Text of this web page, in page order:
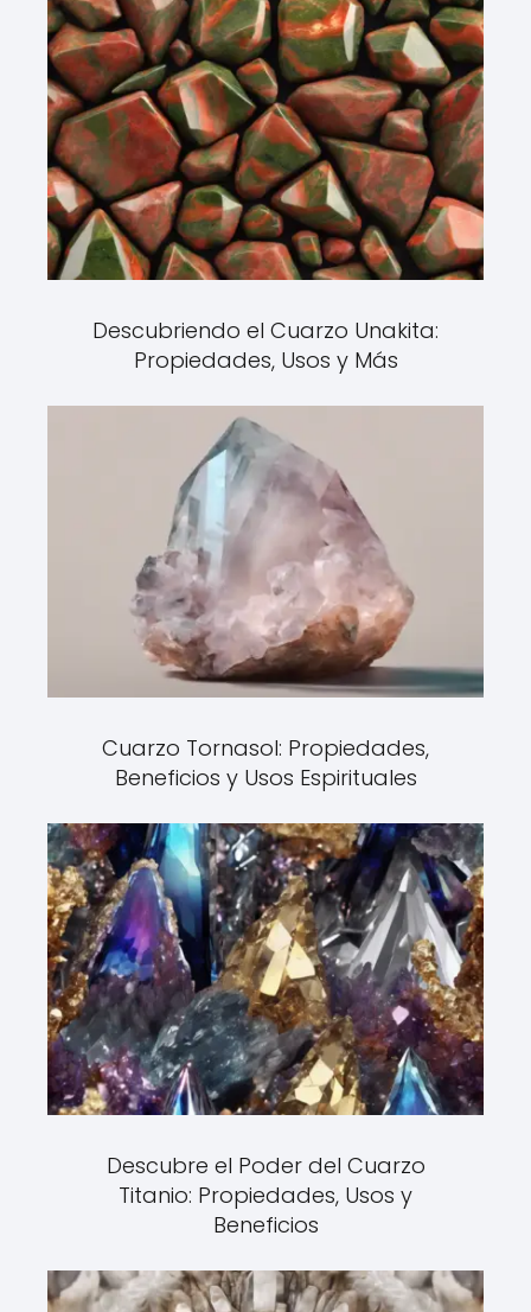
Descubriendo el Cuarzo Unakita:
Propiedades, Usos y Más
Cuarzo Tornasol: Propiedades,
Beneficios y Usos Espirituales
Descubre el Poder del Cuarzo
Titanio: Propiedades, Usos y
Beneficios